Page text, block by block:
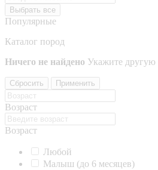
Выбрать все
Популярные
Каталог пород
Ничего не найдено Укажите другую
Сбросить Применить
Возраст
Возраст
Любой
Малыш (до 6 месяцев)